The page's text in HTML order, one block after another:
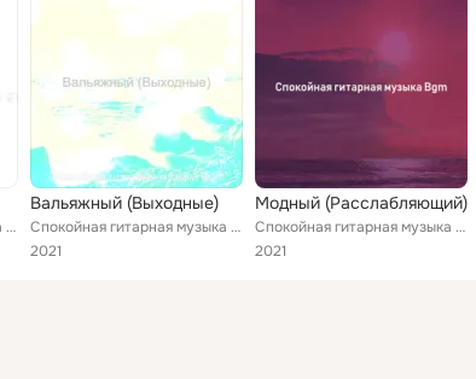
Спокойная гитарная музыка Bgm
Вальяжный (Выходные)
Спокойная гитарная музыка Bgm
2021
Модный (Расслабляющий)
Спокойная гитарная музыка Bgm
2021